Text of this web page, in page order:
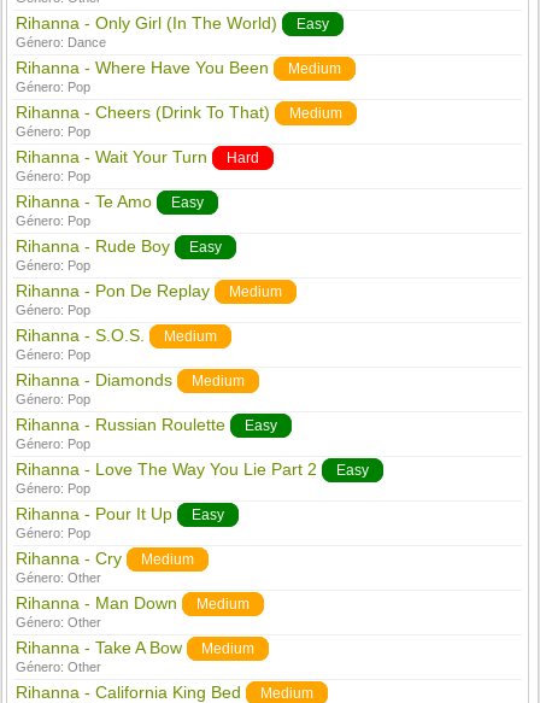
Rihanna - Only Girl (In The World) Easy
Género: Dance
Rihanna - Where Have You Been Medium
Género: Pop
Rihanna - Cheers (Drink To That) Medium
Género: Pop
Rihanna - Wait Your Turn Hard
Género: Pop
Rihanna - Te Amo Easy
Género: Pop
Rihanna - Rude Boy Easy
Género: Pop
Rihanna - Pon De Replay Medium
Género: Pop
Rihanna - S.O.S. Medium
Género: Pop
Rihanna - Diamonds Medium
Género: Pop
Rihanna - Russian Roulette Easy
Género: Pop
Rihanna - Love The Way You Lie Part 2 Easy
Género: Pop
Rihanna - Pour It Up Easy
Género: Pop
Rihanna - Cry Medium
Género:Other
Rihanna - Man Down Medium
Género:Other
Rihanna - Take A Bow Medium
Género:Other
Rihanna - California King Bed Medium